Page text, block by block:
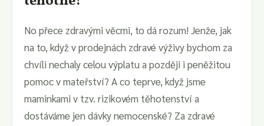
No přece zdravými věcmi, to dá rozum! Jenže, jak
na to, když v prodejnách zdravé výživy bychom za
chvíli nechaly celou výplatu a později i peněžitou
pomoc v mateřství? A co teprve, když jsme
maminkami v tzv. rizikovém těhotenství a
dostáváme jen dávky nemocenské? Za zdravé